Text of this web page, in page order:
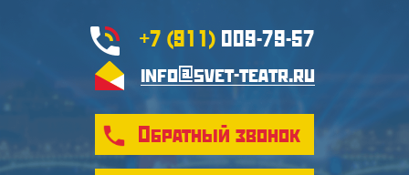
+7 (911) 009-79-57
info@svet-teatr.ru
Обратный звонок